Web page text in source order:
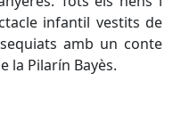
infantil vestits de
amb un conte
la Pilarín Bayès.